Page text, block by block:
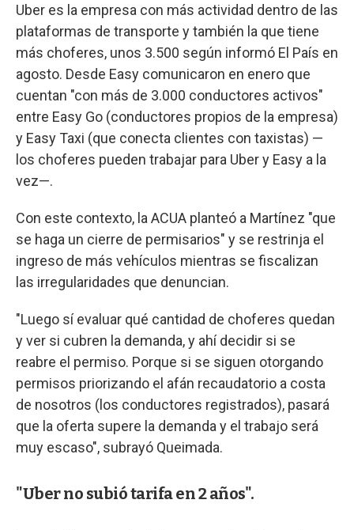
Uber es la empresa con más actividad dentro de las
plataformas de transporte y también la que tiene
más choferes, unos 3.500 según informó El País en
agosto. Desde Easy comunicaron en enero que
cuentan "con más de 3.000 conductores activos"
entre Easy Go (conductores propios de la empresa)
y Easy Taxi (que conecta clientes con taxistas) —
los choferes pueden trabajar para Uber y Easy a la
vez—.
Con este contexto, la ACUA planteó a Martínez "que
se haga un cierre de permisarios" y se restrinja el
ingreso de más vehículos mientras se fiscalizan
las irregularidades que denuncian.
"Luego sí evaluar qué cantidad de choferes quedan
y ver si cubren la demanda, y ahí decidir si se
reabre el permiso. Porque si se siguen otorgando
permisos priorizando el afán recaudatorio a costa
de nosotros (los conductores registrados), pasará
que la oferta supere la demanda y el trabajo será
muy escaso", subrayó Queimada.
"Uber no subió tarifa en 2 años".